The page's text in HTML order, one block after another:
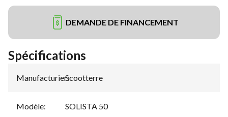
DEMANDE DE FINANCEMENT
Spécifications
Manufacturier:
Scootterre
Modèle: SOLISTA 50